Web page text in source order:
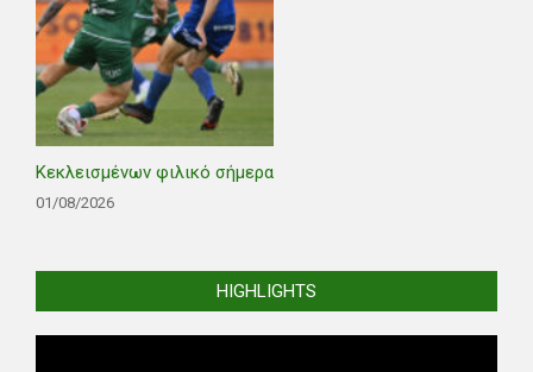
Κεκλεισμένων φιλικό σήμερα
01/08/2026
HIGHLIGHTS